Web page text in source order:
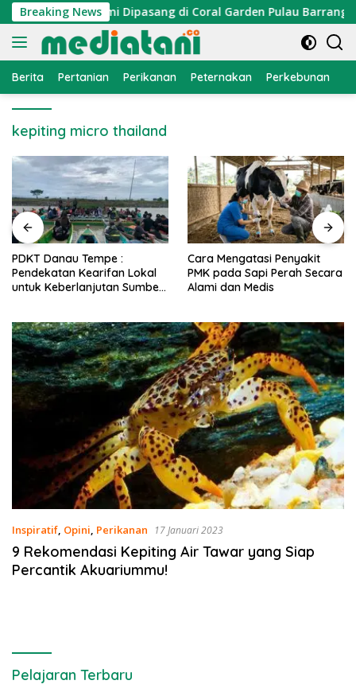
Langsung
ke
konten
Breaking News
Atraktor Cumi Dipasang di Coral Garden Pulau Barrang
Berita Pertanian Perikanan Peternakan Perkebunan
kepiting micro thailand
PDKT Danau Tempe :
Pendekatan Kearifan Lokal
untuk Keberlanjutan Sumber
Cara Mengatasi Penyakit
PMK pada Sapi Perah Secara
Alami dan Medis
Inspiratif, Opini, Perikanan 17 Januari 2023
9 Rekomendasi Kepiting Air Tawar yang Siap
Percantik Akuariummu!
Pelajaran Terbaru